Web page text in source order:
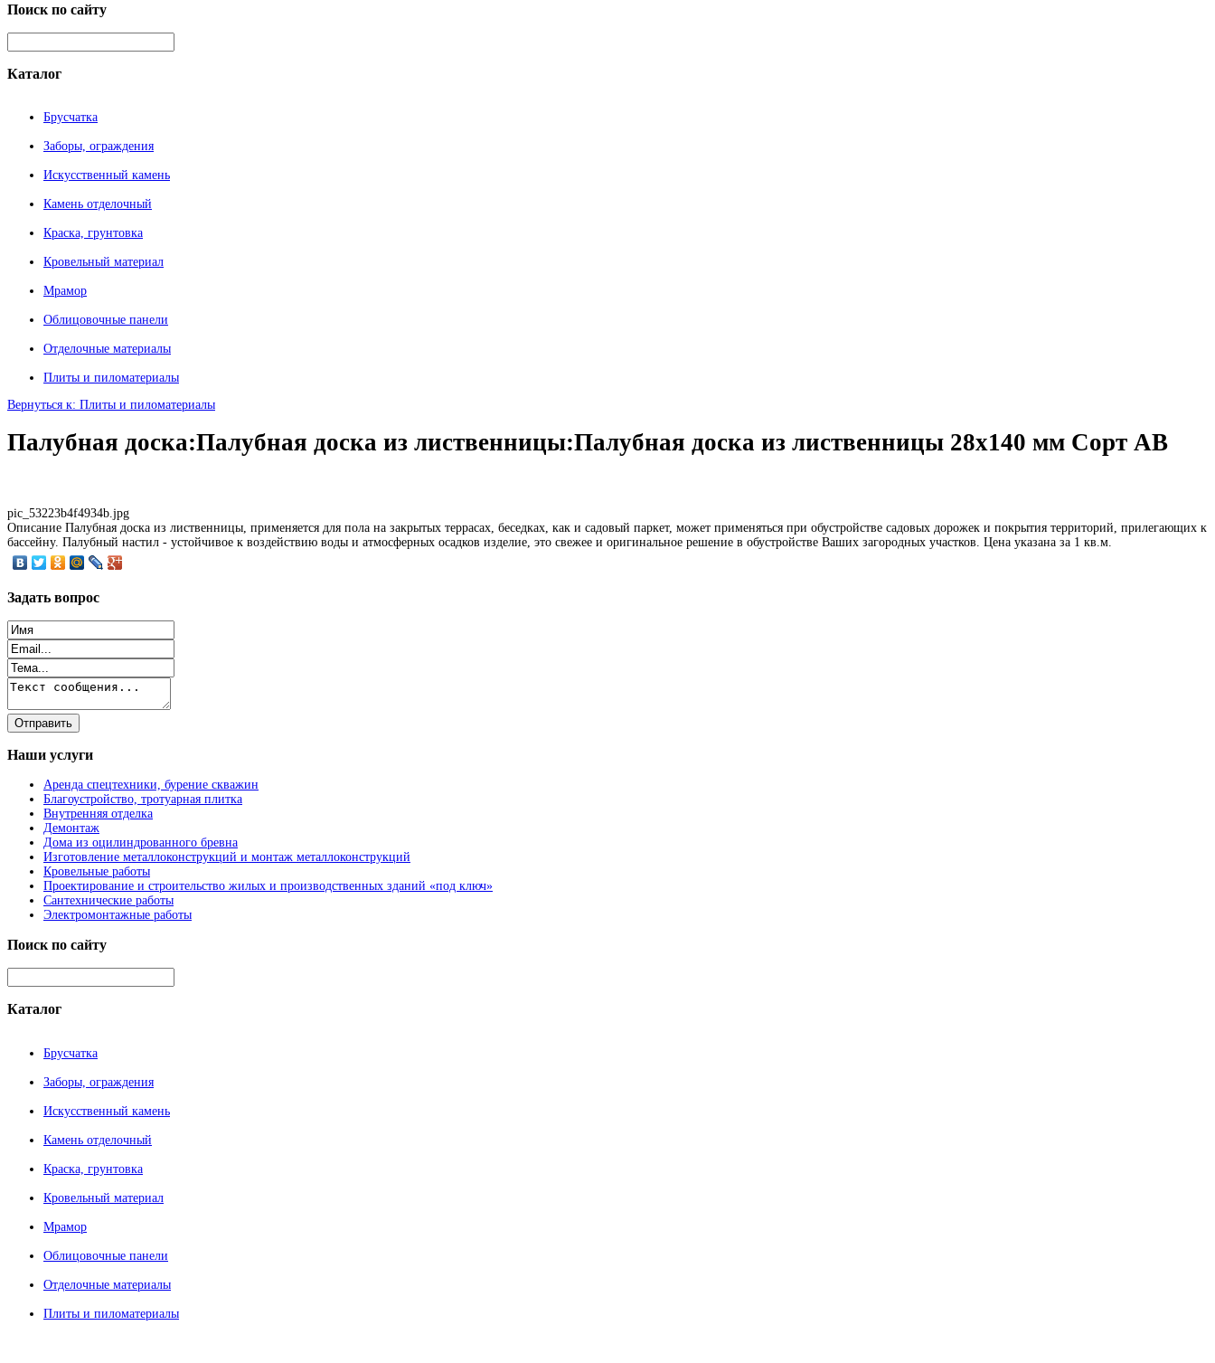
Поиск по сайту
Каталог
Брусчатка
Заборы, ограждения
Искусственный камень
Камень отделочный
Краска, грунтовка
Кровельный материал
Мрамор
Облицовочные панели
Отделочные материалы
Плиты и пиломатериалы
Вернуться к: Плиты и пиломатериалы
Палубная доска:Палубная доска из лиственницы:Палубная доска из лиственницы 28х140 мм Сорт АВ
pic_53223b4f4934b.jpg
Описание Палубная доска из лиственницы, применяется для пола на закрытых террасах, беседках, как и садовый паркет, может применяться при обустройстве садовых дорожек и покрытия территорий, прилегающих к
бассейну. Палубный настил - устойчивое к воздействию воды и атмосферных осадков изделие, это свежее и оригинальное решение в обустройстве Ваших загородных участков. Цена указана за 1 кв.м.
Задать вопрос
Наши услуги
Аренда спецтехники, бурение скважин
Благоустройство, тротуарная плитка
Внутренняя отделка
Демонтаж
Дома из оцилиндрованного бревна
Изготовление металлоконструкций и монтаж металлоконструкций
Кровельные работы
Проектирование и строительство жилых и производственных зданий «под ключ»
Сантехнические работы
Электромонтажные работы
Поиск по сайту
Каталог
Брусчатка
Заборы, ограждения
Искусственный камень
Камень отделочный
Краска, грунтовка
Кровельный материал
Мрамор
Облицовочные панели
Отделочные материалы
Плиты и пиломатериалы